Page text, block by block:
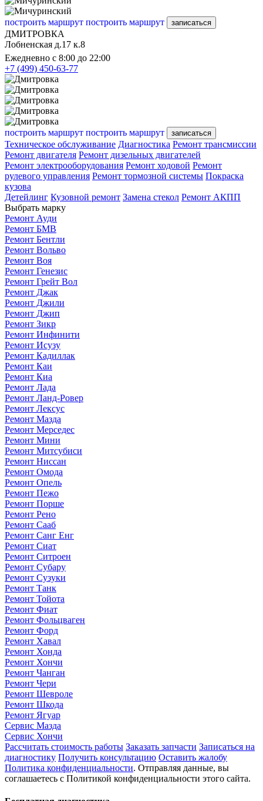
построить маршрут построить маршрут записаться
ДМИТРОВКА
Лобненская д.17 к.8
Ежедневно с 8:00 до 22:00
+7 (499) 450-63-77
построить маршрут построить маршрут записаться
Техническое обслуживание Диагностика Ремонт трансмиссии
Ремонт двигателя Ремонт дизельных двигателей
Ремонт электрооборудования Ремонт ходовой Ремонт
рулевого управления Ремонт тормозной системы Покраска
кузова
Детейлинг Кузовной ремонт Замена стекол Ремонт АКПП
Выбрать марку
Ремонт Ауди
Ремонт БМВ
Ремонт Бентли
Ремонт Вольво
Ремонт Воя
Ремонт Генезис
Ремонт Грейт Вол
Ремонт Джак
Ремонт Джили
Ремонт Джип
Ремонт Зикр
Ремонт Инфинити
Ремонт Исузу
Ремонт Кадиллак
Ремонт Каи
Ремонт Киа
Ремонт Лада
Ремонт Ланд-Ровер
Ремонт Лексус
Ремонт Мазда
Ремонт Мерседес
Ремонт Мини
Ремонт Митсубиси
Ремонт Ниссан
Ремонт Омода
Ремонт Опель
Ремонт Пежо
Ремонт Порше
Ремонт Рено
Ремонт Сааб
Ремонт Санг Енг
Ремонт Сиат
Ремонт Ситроен
Ремонт Субару
Ремонт Сузуки
Ремонт Танк
Ремонт Тойота
Ремонт Фиат
Ремонт Фольцваген
Ремонт Форд
Ремонт Хавал
Ремонт Хонда
Ремонт Хончи
Ремонт Чанган
Ремонт Чери
Ремонт Шевроле
Ремонт Шкода
Ремонт Ягуар
Сервис Мазда
Сервис Хончи
Рассчитать стоимость работы Заказать запчасти Записаться на
диагностику Получить консультацию Оставить жалобу
Политика конфиденциальности. Отправляя данные, вы
соглашаетесь с Политикой конфиденциальности этого сайта.